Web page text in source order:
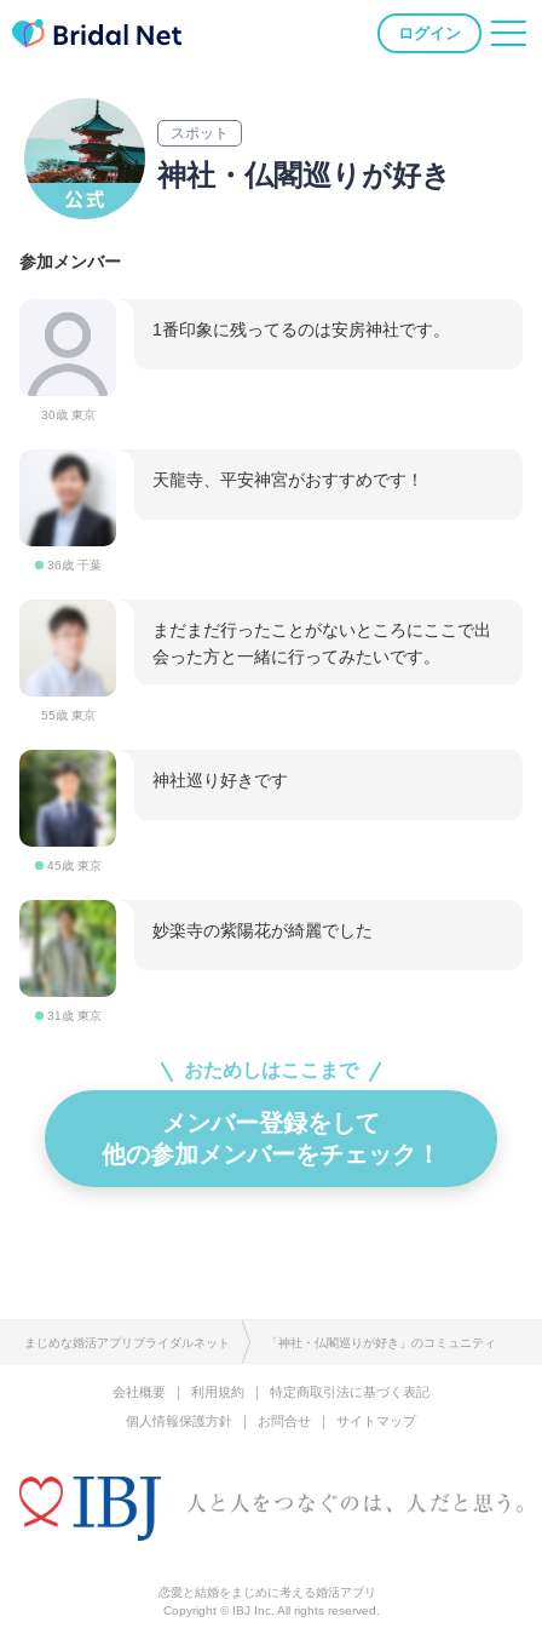
ログイン
スポット
神社・仏閣巡りが好き
参加メンバー
30歳 東京
1番印象に残ってるのは安房神社です。
36歳 千葉
天龍寺、平安神宮がおすすめです！
55歳 東京
まだまだ行ったことがないところにここで出
会った方と一緒に行ってみたいです。
45歳 東京
神社巡り好きです
31歳 東京
妙楽寺の紫陽花が綺麗でした
おためしはここまで
メンバー登録をして
他の参加メンバーをチェック！
まじめな婚活アプリブライダルネット 「神社・仏閣巡りが好き」のコミュニティ
会社概要 利用規約
特定商取引法に基づく表記
個人情報保護方針
お問合せ サイトマップ
恋愛と結婚をまじめに考える婚活アプリ
Copyright © IBJ Inc. All rights reserved.